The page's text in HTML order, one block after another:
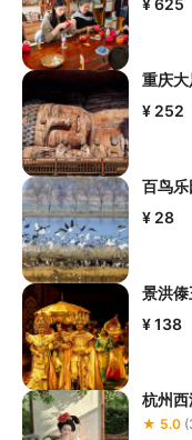
¥ 625
重庆大
¥ 252
百鸟乐
¥ 28
景洪傣
¥ 138
杭州
★ 5.0